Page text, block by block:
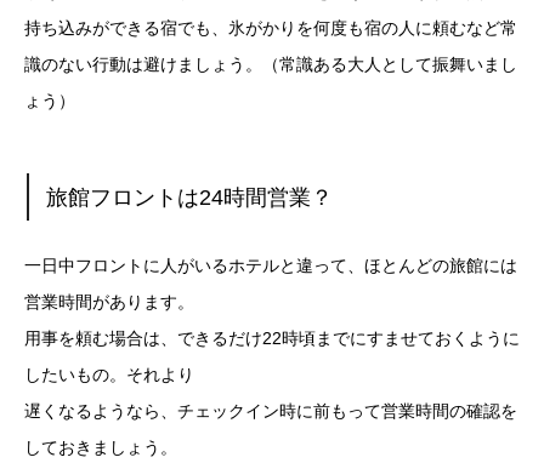
持ち込みができる宿でも、氷がかりを何度も宿の人に頼むなど常
識のない行動は避けましょう。（常識ある大人として振舞いまし
ょう）
旅館フロントは24時間営業？
一日中フロントに人がいるホテルと違って、ほとんどの旅館には
営業時間があります。
用事を頼む場合は、できるだけ22時頃までにすませておくように
したいもの。それより
遅くなるようなら、チェックイン時に前もって営業時間の確認を
しておきましょう。